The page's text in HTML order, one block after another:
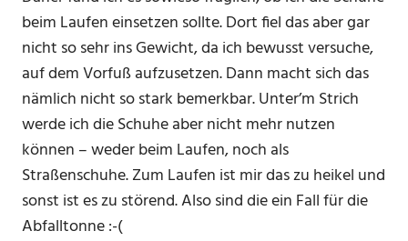
beim Laufen einsetzen sollte. Dort fiel das aber gar
nicht so sehr ins Gewicht, da ich bewusst versuche,
auf dem Vorfuß aufzusetzen. Dann macht sich das
nämlich nicht so stark bemerkbar. Unter’m Strich
werde ich die Schuhe aber nicht mehr nutzen
können – weder beim Laufen, noch als
Straßenschuhe. Zum Laufen ist mir das zu heikel und
sonst ist es zu störend. Also sind die ein Fall für die
Abfalltonne :-(